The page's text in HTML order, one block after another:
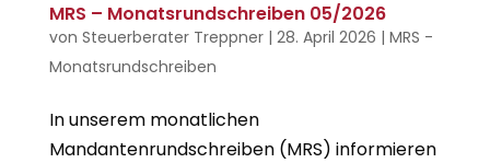
MRS – Monatsrundschreiben 05/2026
von Steuerberater Treppner| 28. April 2026 | MRS -
Monatsrundschreiben
In unserem monatlichen
Mandantenrundschreiben (MRS) informieren